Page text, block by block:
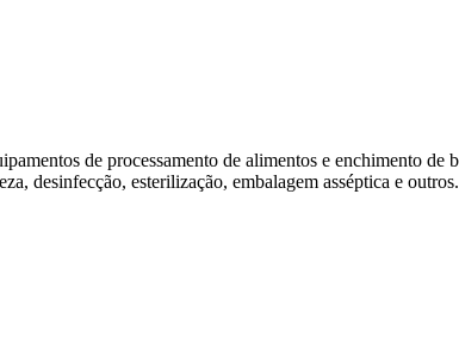
de processamento de alimentos e enchimento
desinfecção, esterilização, embalagem asséptica e outros.